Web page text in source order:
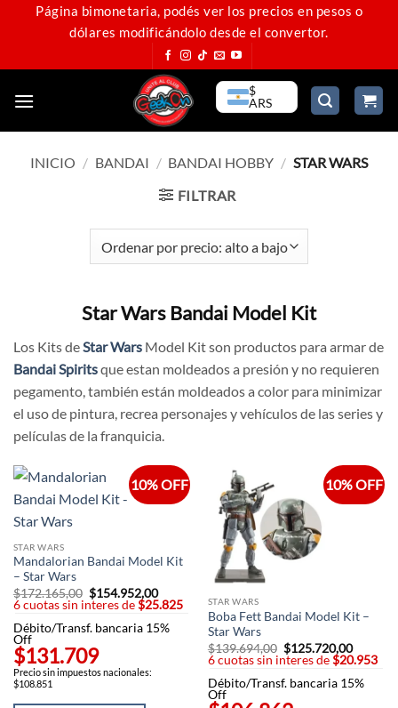
Página bimonetaria, podés ver los precios en pesos o
dólares modificándolo desde el convertor.
$
ARS
INICIO / BANDAI / BANDAI HOBBY / STAR WARS
FILTRAR
Star Wars Bandai Model Kit
Los Kits deStar Wars Model Kit son productos para armar de
Bandai Spiritsque estan moldeados a presión y no requieren
pegamento, también están moldeados a color para minimizar
el uso de pintura, recrea personajes y vehículos de las series y
películas de la franquicia.
10% OFF
STAR WARS
Mandalorian Bandai Model Kit
– Star Wars
$172.165,00 El
precio
era:
$154.952,00El
precio
es:
$154.952,00.
6 cuotas sin interes de$25.825
Débito/Transf. bancaria 15%
Off
$131.709
Precio sin impuestos nacionales:
$108.851
10% OFF
STAR WARS
Boba Fett Bandai Model Kit –
Star Wars
$139.694,00 El
precio
era:
$125.720,00El
precio
es:
6 cuotas sin interes de$20.953
Débito/Transf. bancaria 15%
Off